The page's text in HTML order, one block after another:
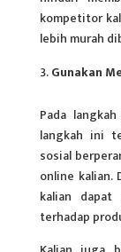
kompetitor
lebih murah
Gunakan
Pada
langkah ini
sosial
online kalian.
kalian dapat
terhadap